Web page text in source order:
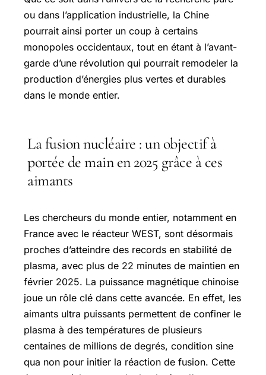
ou dans l’application industrielle, la Chine
pourrait ainsi porter un coup à certains
monopoles occidentaux, tout en étant à l’avant-
garde d’une révolution qui pourrait remodeler la
production d’énergies plus vertes et durables
dans le monde entier.
La fusion nucléaire : un objectif à
portée de main en 2025 grâce à ces
aimants
Les chercheurs du monde entier, notamment en
France avec le réacteur WEST, sont désormais
proches d’atteindre des records en stabilité de
plasma, avec plus de 22 minutes de maintien en
février 2025. La puissance magnétique chinoise
joue un rôle clé dans cette avancée. En effet, les
aimants ultra puissants permettent de confiner le
plasma à des températures de plusieurs
centaines de millions de degrés, condition sine
qua non pour initier la réaction de fusion. Cette